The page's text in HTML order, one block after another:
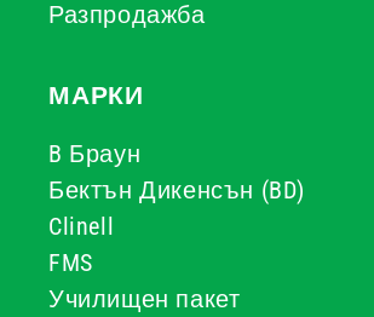
Разпродажба
МАРКИ
B Браун
Бектън Дикенсън (BD)
Clinell
FMS
Училищен пакет